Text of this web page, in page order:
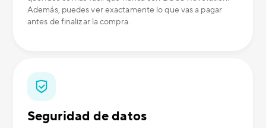
Además, puedes ver exactamente lo que vas a pagar
antes de finalizar la compra.
Seguridad de datos